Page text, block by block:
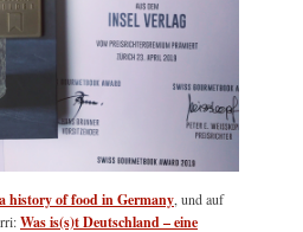
history of food in Germany , und auf
Was is(s)t Deutschland – eine